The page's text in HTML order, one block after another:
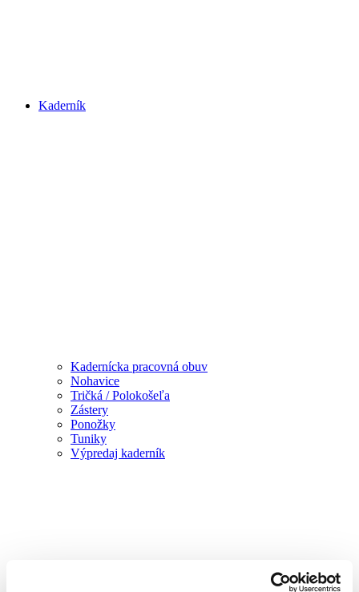
Kaderník
Kadernícka pracovná obuv
Nohavice
Tričká / Polokošeľa
Zástery
Ponožky
Tuniky
Výpredaj kaderník